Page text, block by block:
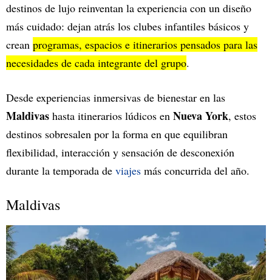
destinos de lujo reinventan la experiencia con un diseño
más cuidado: dejan atrás los clubes infantiles básicos y
crean programas, espacios e itinerarios pensados para las
necesidades de cada integrante del grupo.
Desde experiencias inmersivas de bienestar en las
Maldivas hasta itinerarios lúdicos en Nueva York, estos
destinos sobresalen por la forma en que equilibran
flexibilidad, interacción y sensación de desconexión
durante la temporada de viajes más concurrida del año.
Maldivas